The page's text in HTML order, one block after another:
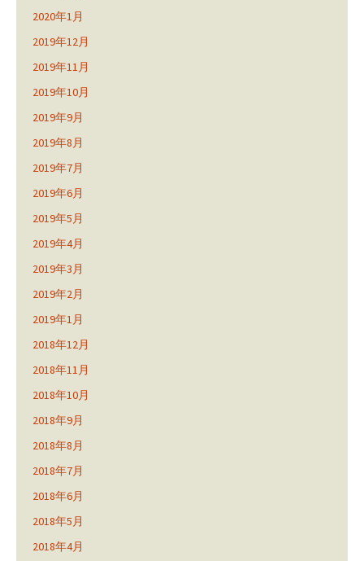
2020年1月
2019年12月
2019年11月
2019年10月
2019年9月
2019年8月
2019年7月
2019年6月
2019年5月
2019年4月
2019年3月
2019年2月
2019年1月
2018年12月
2018年11月
2018年10月
2018年9月
2018年8月
2018年7月
2018年6月
2018年5月
2018年4月